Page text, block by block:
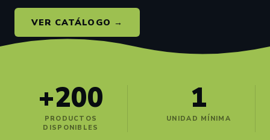
VER CATÁLOGO →
+200
PRODUCTOS
DISPONIBLES
1
UNIDAD MÍNIMA